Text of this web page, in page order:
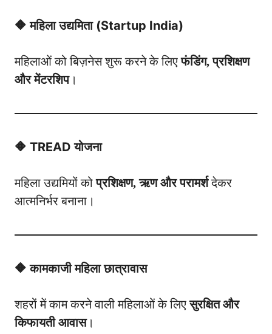
🔶 महिला उद्यमिता (Startup India)
महिलाओं को बिज़नेस शुरू करने के लिएफंडिंग, प्रशिक्षण
और मेंटरशिप।
🔶 TREAD योजना
महिला उद्यमियों कोप्रशिक्षण, ऋण और परामर्शदेकर
आत्मनिर्भर बनाना।
🔶 कामकाजी महिला छात्रावास
शहरों में काम करने वाली महिलाओं के लिएसुरक्षित और
किफायती आवास।